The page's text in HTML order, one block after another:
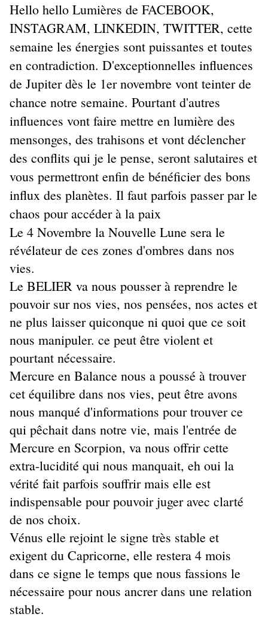
Hello hello Lumières de FACEBOOK,
INSTAGRAM, LINKEDIN, TWITTER, cette
semaine les énergies sont puissantes et toutes
en contradiction. D'exceptionnelles influences
de Jupiter dès le 1er novembre vont teinter de
chance notre semaine. Pourtant d'autres
influences vont faire mettre en lumière des
mensonges, des trahisons et vont déclencher
des conflits qui je le pense, seront salutaires et
vous permettront enfin de bénéficier des bons
influx des planètes. Il faut parfois passer par le
chaos pour accéder à la paix
Le 4 Novembre la Nouvelle Lune sera le
révélateur de ces zones d'ombres dans nos
vies.
Le BELIER va nous pousser à reprendre le
pouvoir sur nos vies, nos pensées, nos actes et
ne plus laisser quiconque ni quoi que ce soit
nous manipuler. ce peut être violent et
pourtant nécessaire.
Mercure en Balance nous a poussé à trouver
cet équilibre dans nos vies, peut être avons
nous manqué d'informations pour trouver ce
qui pêchait dans notre vie, mais l'entrée de
Mercure en Scorpion, va nous offrir cette
extra-lucidité qui nous manquait, eh oui la
vérité fait parfois souffrir mais elle est
indispensable pour pouvoir juger avec clarté
de nos choix.
Vénus elle rejoint le signe très stable et
exigent du Capricorne, elle restera 4 mois
dans ce signe le temps que nous fassions le
nécessaire pour nous ancrer dans une relation
stable.